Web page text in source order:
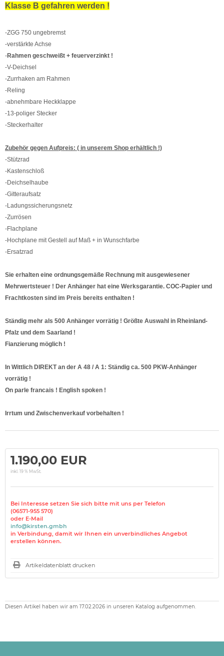
Klasse B gefahren werden !
-ZGG 750 ungebremst
-verstärkte Achse
-Rahmen geschweißt + feuerverzinkt !
-V-Deichsel
-Zurrhaken am Rahmen
-Reling
-abnehmbare Heckklappe
-13-poliger Stecker
-Steckerhalter
Zubehör gegen Aufpreis: ( in unserem Shop erhältlich !)
-Stützrad
-Kastenschloß
-Deichselhaube
-Gitteraufsatz
-Ladungssicherungsnetz
-Zurrösen
-Flachplane
-Hochplane mit Gestell auf Maß + in Wunschfarbe
-Ersatzrad
Sie erhalten eine ordnungsgemäße Rechnung mit ausgewiesener
Mehrwertsteuer ! Der Anhänger hat eine Werksgarantie. COC-Papier und
Frachtkosten sind im Preis bereits enthalten !
Ständig mehr als 500 Anhänger vorrätig ! Größte Auswahl in Rheinland-
Pfalz und dem Saarland !
Fianzierung möglich !
In Wittlich DIREKT an der A 48 / A 1: Ständig ca. 500 PKW-Anhänger
vorrätig !
On parle francais ! English spoken !
Irrtum und Zwischenverkauf vorbehalten !
1.190,00 EUR
inkl. 19 % MwSt.
Bei Interesse setzen Sie sich bitte mit uns per Telefon
(06571-955 570)
oder E-Mail
info@kirsten.gmbh
in Verbindung, damit wir Ihnen ein unverbindliches Angebot
erstellen können.
Artikeldatenblatt drucken
Diesen Artikel haben wir am 17.02.2026 in unseren Katalog aufgenommen.